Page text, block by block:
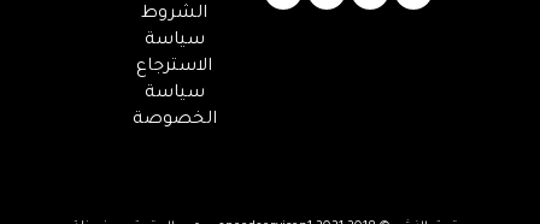
الشروط
سياسة
الاسترجاع
سياسة
الخصوصة